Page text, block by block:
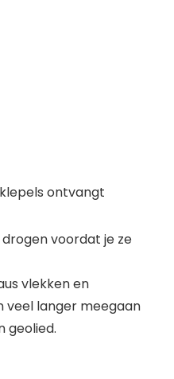
ontvangt
voordat je ze
vlekken en
veel langer meegaan
geolied.